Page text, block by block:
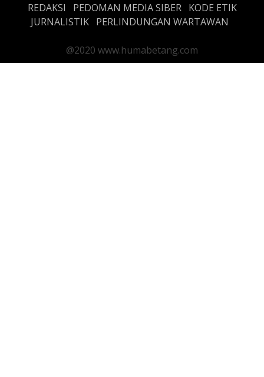
REDAKSI PEDOMAN MEDIA SIBER
KODE ETIK
JURNALISTIK PERLINDUNGAN WARTAWAN
@2020 www.humabetang.com